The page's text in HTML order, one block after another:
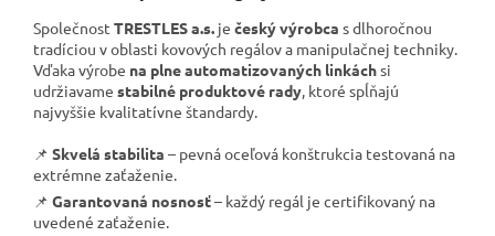
Společnost TRESTLES a.s. je český výrobca s dlhoročnou
tradíciou v oblasti kovových regálov a manipulačnej techniky.
Vďaka výrobe na plne automatizovaných linkáchsi
udržiavame stabilné produktové rady , ktoré spĺňajú
najvyššie kvalitatívne štandardy.
📌 Skvelá stabilita – pevná oceľová konštrukcia testovaná na
extrémne zaťaženie.
📌 Garantovaná nosnosť– každý regál je certifikovaný na
uvedené zaťaženie.